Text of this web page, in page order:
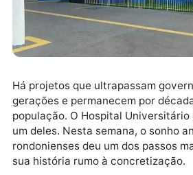
Há projetos que ultrapassam
gerações e permanecem por